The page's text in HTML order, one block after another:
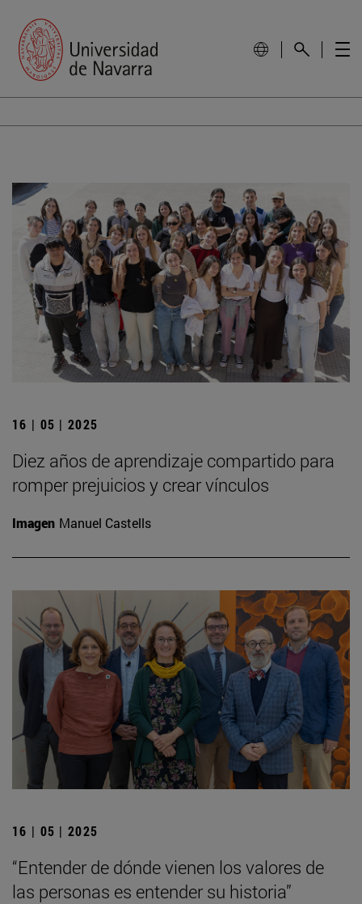
16 | 05 | 2025
Diez años de aprendizaje compartido para
romper prejuicios y crear vínculos
Imagen Manuel Castells
16 | 05 | 2025
“Entender de dónde vienen los valores de
las personas es entender su historia”